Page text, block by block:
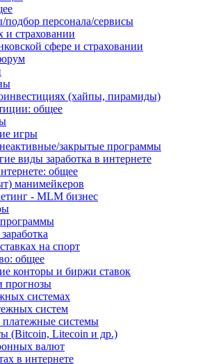
персонала/сервисы
и страховании
сфере и страховании
(хайпы, пирамиды)
общее
игры
закрытые программы
виды заработка в интернете
общее
манимейкеров
- MLM бизнес
на спорт
общее
конторы и биржи ставок
прогнозы
системах
систем
системы
(Bitcoin, Litecoin и др.)
валют
в интернете